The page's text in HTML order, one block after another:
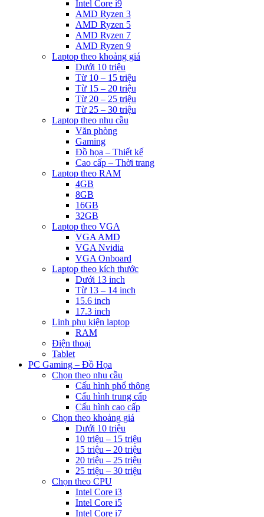
Intel Core i9
AMD Ryzen 3
AMD Ryzen 5
AMD Ryzen 7
AMD Ryzen 9
Laptop theo khoảng giá
Dưới 10 triệu
Từ 10 – 15 triệu
Từ 15 – 20 triệu
Từ 20 – 25 triệu
Từ 25 – 30 triệu
Laptop theo nhu cầu
Văn phòng
Gaming
Đồ họa – Thiết kế
Cao cấp – Thời trang
Laptop theo RAM
4GB
8GB
16GB
32GB
Laptop theo VGA
VGA AMD
VGA Nvidia
VGA Onboard
Laptop theo kích thước
Dưới 13 inch
Từ 13 – 14 inch
15.6 inch
17.3 inch
Linh phụ kiện laptop
RAM
Điện thoại
Tablet
PC Gaming – Đồ Họa
Chọn theo nhu cầu
Cấu hình phổ thông
Cấu hình trung cấp
Cấu hình cao cấp
Chọn theo khoảng giá
Dưới 10 triệu
10 triệu – 15 triệu
15 triệu – 20 triệu
20 triệu – 25 triệu
25 triệu – 30 triệu
Chọn theo CPU
Intel Core i3
Intel Core i5
Intel Core i7